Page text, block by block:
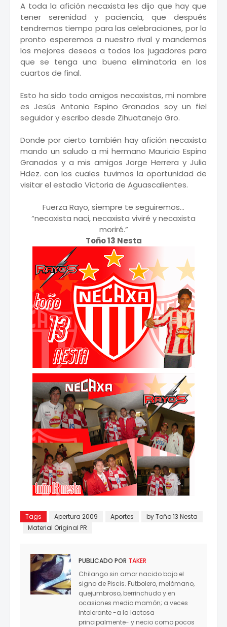
A toda la afición necaxista les dijo que hay que
tener serenidad y paciencia, que después
tendremos tiempo para las celebraciones, por lo
pronto esperemos a nuestro rival y mandemos
los mejores deseos a todos los jugadores para
que se tenga una buena eliminatoria en los
cuartos de final.
Esto ha sido todo amigos necaxistas, mi nombre
es Jesús Antonio Espino Granados soy un fiel
seguidor y escribo desde Zihuatanejo Gro.
Donde por cierto también hay afición necaxista
mando un saludo a mi hermano Mauricio Espino
Granados y a mis amigos Jorge Herrera y Julio
Hdez. con los cuales tuvimos la oportunidad de
visitar el estadio Victoria de Aguascalientes.
Fuerza Rayo, siempre te seguiremos…
“necaxista naci, necaxista viviré y necaxista
moriré.”
Toño 13 Nesta
Tags Apertura 2009 Aportes
by Toño 13 Nesta
Material Original PR
PUBLICADO POR TAKER
Chilango sin amor nacido bajo el
signo de Piscis. Futbolero, melómano,
quejumbroso, berrinchudo y en
ocasiones medio mamón; a veces
intolerante -a la lactosa
principalmente- y necio como pocos